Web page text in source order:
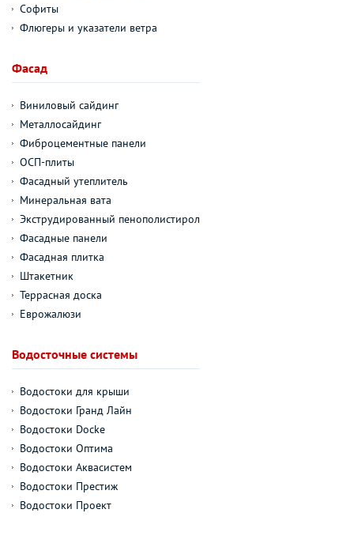
Софиты
Флюгеры и указатели ветра
Фасад
Виниловый сайдинг
Металлосайдинг
Фиброцементные панели
ОСП-плиты
Фасадный утеплитель
Минеральная вата
Экструдированный пенополистирол
Фасадные панели
Фасадная плитка
Штакетник
Террасная доска
Еврожалюзи
Водосточные системы
Водостоки для крыши
Водостоки Гранд Лайн
Водостоки Docke
Водостоки Оптима
Водостоки Аквасистем
Водостоки Престиж
Водостоки Проект